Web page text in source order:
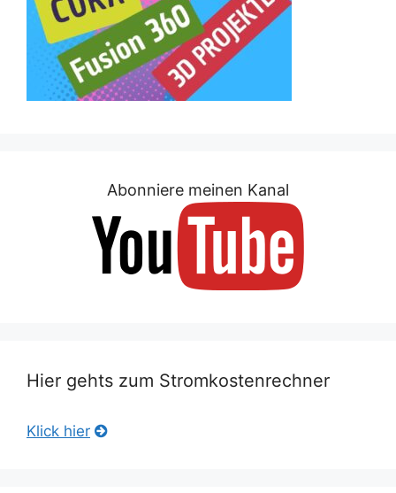
Abonniere meinen Kanal
Hier gehts zum Stromkostenrechner
Klick hier